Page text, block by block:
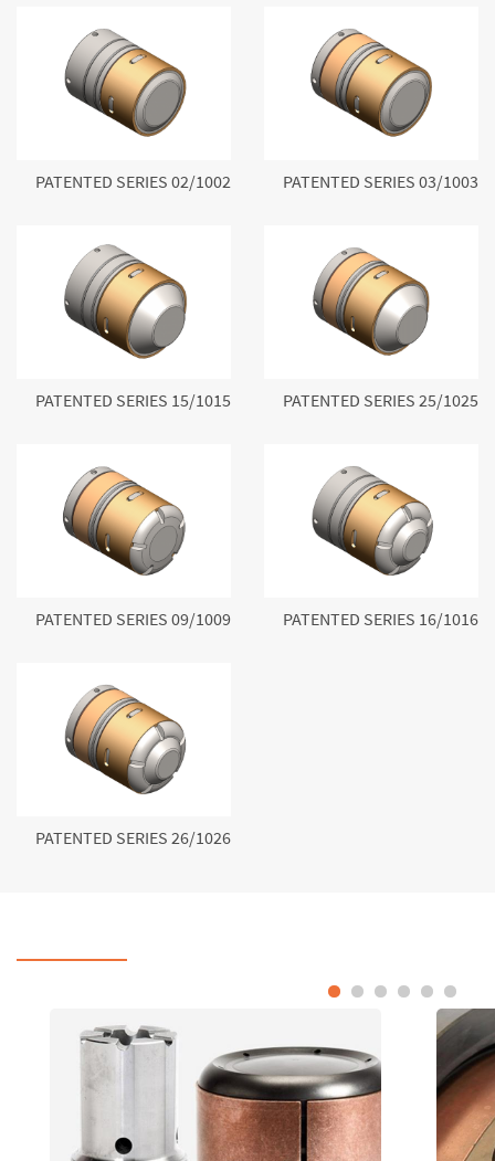
PATENTED SERIES 02/1002 PATENTED SERIES 03/1003
PATENTED SERIES 15/1015 PATENTED SERIES 25/1025
PATENTED SERIES 09/1009 PATENTED SERIES 16/1016
PATENTED SERIES 26/1026